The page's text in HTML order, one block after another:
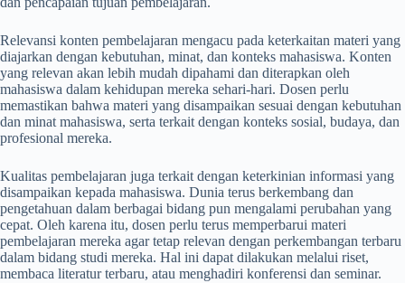
Relevansi konten pembelajaran mengacu pada keterkaitan materi yang
diajarkan dengan kebutuhan, minat, dan konteks mahasiswa. Konten
yang relevan akan lebih mudah dipahami dan diterapkan oleh
mahasiswa dalam kehidupan mereka sehari-hari. Dosen perlu
memastikan bahwa materi yang disampaikan sesuai dengan kebutuhan
dan minat mahasiswa, serta terkait dengan konteks sosial, budaya, dan
profesional mereka.
Kualitas pembelajaran juga terkait dengan keterkinian informasi yang
disampaikan kepada mahasiswa. Dunia terus berkembang dan
pengetahuan dalam berbagai bidang pun mengalami perubahan yang
cepat. Oleh karena itu, dosen perlu terus memperbarui materi
pembelajaran mereka agar tetap relevan dengan perkembangan terbaru
dalam bidang studi mereka. Hal ini dapat dilakukan melalui riset,
membaca literatur terbaru, atau menghadiri konferensi dan seminar.